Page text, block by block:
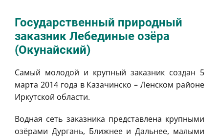
Государственный природный
заказник Лебединые озёра
(Окунайский)
Самый молодой и крупный заказник создан 5
марта 2014 года в Казачинско – Ленском районе
Иркутской области.
Водная сеть заказника представлена крупными
озёрами Дургань, Ближнее и Дальнее, малыми